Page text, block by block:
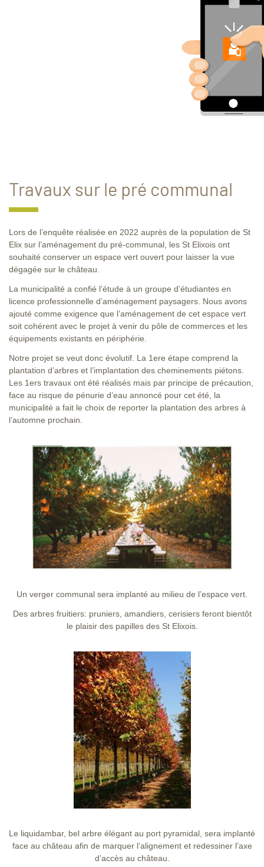
Travaux sur le pré communal
Lors de l’enquête réalisée en 2022 auprès de la population de St
Elix sur l’aménagement du pré-communal, les St Elixois ont
souhaité conserver un espace vert ouvert pour laisser la vue
dégagée sur le château.
La municipalité a confié l’étude à un groupe d’étudiantes en
licence professionnelle d’aménagement paysagers. Nous avons
ajouté comme exigence que l’aménagement de cet espace vert
soit cohérent avec le projet à venir du pôle de commerces et les
équipements existants en périphérie.
Notre projet se veut donc évolutif. La 1ere étape comprend la
plantation d’arbres et l’implantation des cheminements piétons.
Les 1ers travaux ont été réalisés mais par principe de précaution,
face au risque de pénurie d’eau annoncé pour cet été, la
municipalité a fait le choix de reporter la plantation des arbres à
l’automne prochain.
Un verger communal sera implanté au milieu de l’espace vert.
Des arbres fruitiers: pruniers, amandiers, cerisiers feront bientôt
le plaisir des papilles des St Elixois.
Le liquidambar, bel arbre élégant au port pyramidal, sera implanté
face au château afin de marquer l’alignement et redessiner l’axe
d’accès au château.